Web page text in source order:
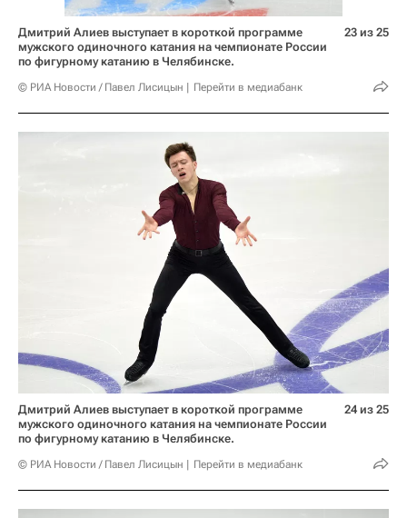
Дмитрий Алиев выступает в короткой программе
мужского одиночного катания на чемпионате России
по фигурному катанию в Челябинске.
© РИА Новости / Павел Лисицын Перейти в медиабанк
23 из 25
Дмитрий Алиев выступает в короткой программе
мужского одиночного катания на чемпионате России
по фигурному катанию в Челябинске.
© РИА Новости / Павел Лисицын Перейти в медиабанк
24 из 25